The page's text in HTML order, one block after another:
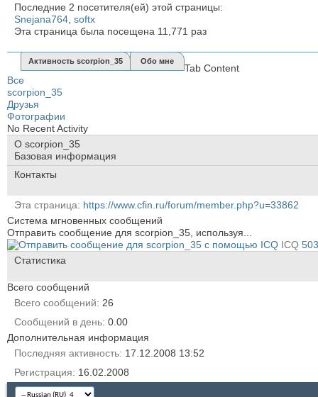
Последние 2 посетителя(ей) этой страницы:
Snejana764 softx
Эта страница была посещена 11,771 раз
Активность scorpion_35 Обо мне
Tab Content
Все
scorpion_35
Друзья
Фотографии
No Recent Activity
О scorpion_35
Базовая информация
Контакты
Эта страница
https://www.cfin.ru/forum/member.php?u=33862
Система мгновенных сообщений
Отправить сообщение для scorpion_35, используя...
ICQ
Статистика
Всего сообщений
Всего сообщений
26
Сообщений в день 0.00
Дополнительная информация
Последняя активность 17.12.2008 13:52
Регистрация
16.02.2008